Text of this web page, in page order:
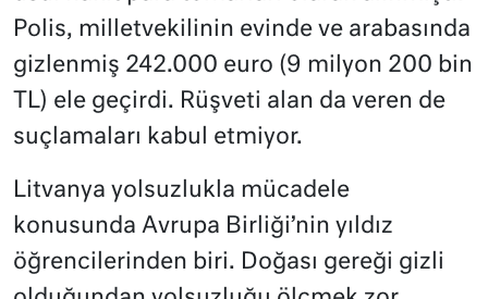
Polis, milletvekilinin evinde ve arabasında
gizlenmiş 242.000 euro (9 milyon 200 bin
TL) ele geçirdi. Rüşveti alan da veren de
suçlamaları kabul etmiyor.
Litvanya yolsuzlukla mücadele
konusunda Avrupa Birliği’nin yıldız
öğrencilerinden biri. Doğası gereği gizli